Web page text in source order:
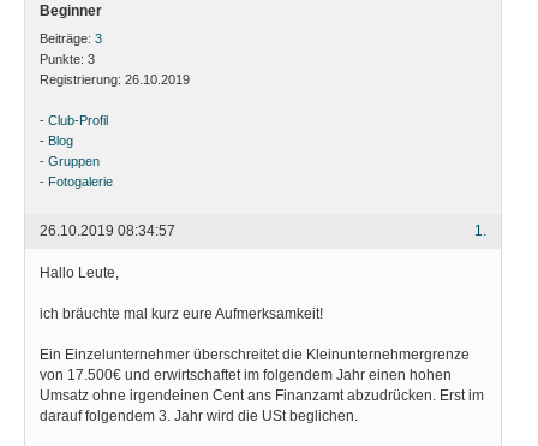
Beginner
Beiträge: 3
Punkte: 3
Registrierung: 26.10.2019
- Club-Profil
- Blog
- Gruppen
- Fotogalerie
1.
26.10.2019 08:34:57
Hallo Leute,
ich bräuchte mal kurz eure Aufmerksamkeit!
Ein Einzelunternehmer überschreitet die Kleinunternehmergrenze
von 17.500€ und erwirtschaftet im folgendem Jahr einen hohen
Umsatz ohne irgendeinen Cent ans Finanzamt abzudrücken. Erst im
darauf folgendem 3. Jahr wird die USt beglichen.